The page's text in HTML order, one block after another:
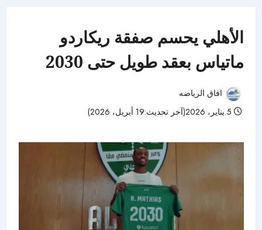
الأهلي يحسم صفقة ريكاردو
ماتياس بعقد طويل حتى 2030
افاق الرياضه